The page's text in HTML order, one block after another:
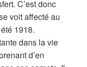
C’est donc
voit affecté au
1918.
dans la vie
d’en